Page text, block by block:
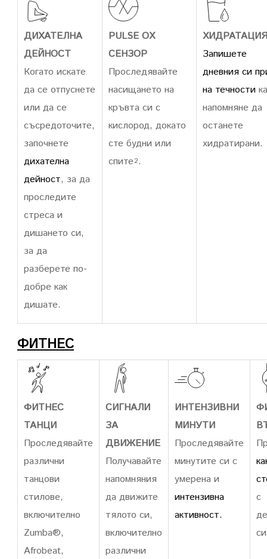
ДИХАТЕЛНА
ДЕЙНОСТ
Когато искате
да се отпуснете
или да се
съсредоточите,
започнете
дихателна
дейност, за да
проследите
стреса и
дишането си,
за да
разберете по-
добре как
дишате.
PULSE OX
СЕНЗОР
Проследявайте
насищането на
кръвта си с
кислород, докато
сте будни или
спите2.
ХИДРАТАЦИЯ
Запишете
дневния си
на течности
напомняне да
останете
хидратирани.
ФИТНЕС
ФИТНЕС
ТАНЦИ
Проследявайте
различни
танцови
стилове,
включително
Zumba®,
Afrobeat,
СИГНАЛИ
ЗА
ДВИЖЕНИЕ
Получавайте
напомняния
да движите
тялото си,
включително
различни
ИНТЕНЗИВНИ
МИНУТИ
Проследявайте
минутите си с
умерена и
интензивна
активност.
с